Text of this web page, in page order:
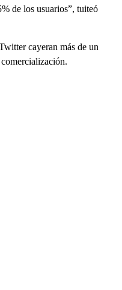
de los usuarios”, tuiteó
cayeran más de un